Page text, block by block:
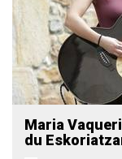
Maria
du